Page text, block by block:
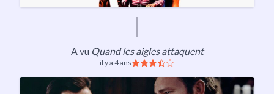
A vu Quand les aigles attaquent
il y a 4 ans